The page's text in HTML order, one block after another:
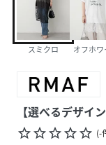
スミクロ オフホワ
【選べるデザイ
star_borderstar_borderstar_borderstar_borderstar_border (-